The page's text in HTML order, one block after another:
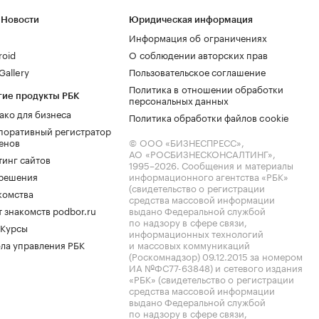
продукты РБК
для бизнеса
регистратор
сайтов
знакомств podbor.ru
управления РБК
Юридическая информация
Информация об ограничениях
О соблюдении авторских прав
Пользовательское соглашение
Политика в отношении обработки
персональных данных
Политика обработки файлов cookie
© ООО «БИЗНЕСПРЕСС»,
АО «РОСБИЗНЕСКОНСАЛТИНГ»,
1995–2026. Сообщения и материалы
информационного агентства «РБК»
(свидетельство о регистрации
средства массовой информации
выдано Федеральной службой
по надзору в сфере связи,
информационных технологий
и массовых коммуникаций
(Роскомнадзор) 09.12.2015 за номером
ИА №ФС77-63848) и сетевого издания
«РБК» (свидетельство о регистрации
средства массовой информации
выдано Федеральной службой
по надзору в сфере связи,